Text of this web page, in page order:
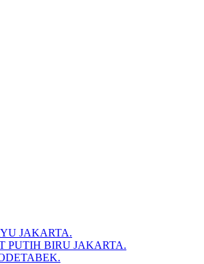
JAKARTA.
PUTIH BIRU JAKARTA.